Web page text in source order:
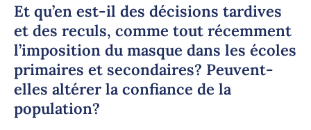
Et qu’en est-il des décisions tardives
et des reculs, comme tout récemment
l’imposition du masque dans les écoles
primaires et secondaires? Peuvent-
elles altérer la confiance de la
population?